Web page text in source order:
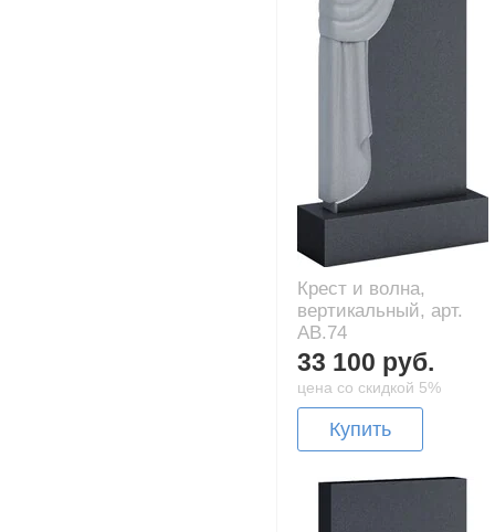
Крест и волна,
вертикальный, арт.
AB.74
33 100 руб.
цена со скидкой 5%
Купить